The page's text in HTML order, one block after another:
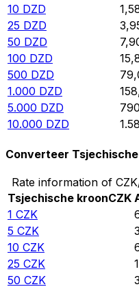
10 DZD
25 DZD
50 DZD
100 DZD
500 DZD
1.000 DZD
5.000 DZD
10.000 DZD
Converteer
Rate information of
Tsjechische kroonCZK
1 CZK
5 CZK
10 CZK
25 CZK
50 CZK